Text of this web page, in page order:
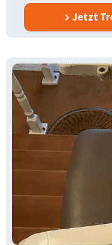
Jetzt